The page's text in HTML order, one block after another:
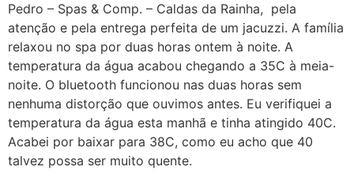
Pedro – Spas & Comp. – Caldas da Rainha, pela
atenção e pela entrega perfeita de um jacuzzi. A família
relaxou no spa por duas horas ontem à noite. A
temperatura da água acabou chegando a 35C à meia-
noite. O bluetooth funcionou nas duas horas sem
nenhuma distorção que ouvimos antes. Eu verifiquei a
temperatura da água esta manhã e tinha atingido 40C.
Acabei por baixar para 38C, como eu acho que 40
talvez possa ser muito quente.